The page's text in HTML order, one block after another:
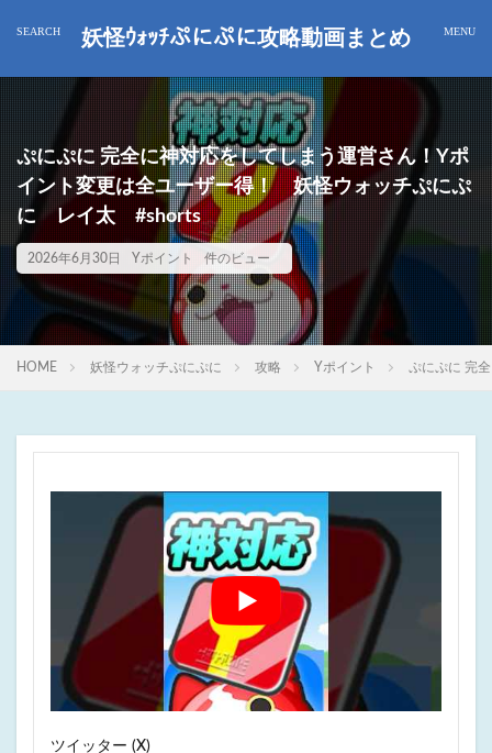
妖怪ｳｫｯﾁぷにぷに攻略動画まとめ
ぷにぷに 完全に神対応をしてしまう運営さん！Yポ
イント変更は全ユーザー得！ 妖怪ウォッチぷにぷ
に レイ太 #shorts
2026年6月30日 Yポイント 件のビュー
HOME 妖怪ウォッチぷにぷに 攻略 Yポイント ぷにぷに 完
ツイッター (X)